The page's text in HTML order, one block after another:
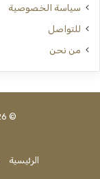
سياسة الخصوصية
للتواصل
من نحن
© 2026، بعانخي برس |
الرئيسية